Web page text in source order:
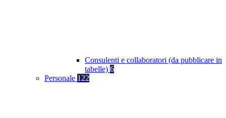
Consulenti e collaboratori (da pubblicare in
tabelle) 6
Personale 122